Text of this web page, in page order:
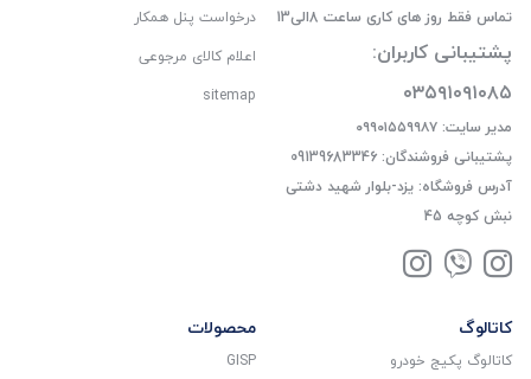
تماس فقط روز های کاری ساعت 8الی13
پشتیبانی کاربران:
۰۳۵۹۱۰۹۱۰۸۵
مدیر سایت: ۰۹۹۰۱۵۵۹۹۸۷
پشتیبانی فروشندگان: 09139683346
آدرس فروشگاه: یزد-بلوار شهید دشتی
نبش کوچه 45
درخواست پنل همکار
اعلام کالای مرجوعی
sitemap
کاتالوگ
کاتالوگ پکیج خودرو
محصولات
GISP